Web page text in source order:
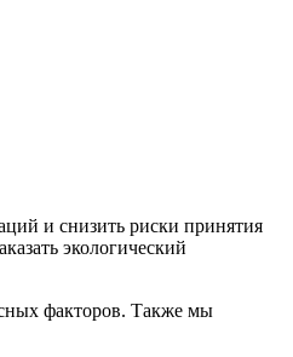
и снизить риски принятия
экологический
факторов. Также мы